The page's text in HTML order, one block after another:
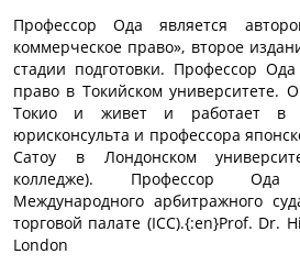
Профессор Ода является
коммерческое право», второе
стадии подготовки. Профессор
право в Токийском университете.
Токио и живет и работает в
юрисконсульта и профессора
Сатоу в Лондонском
колледже). Профессор Ода
Международного арбитражного
торговой палате (ICC).{:en}Prof. Dr.
London